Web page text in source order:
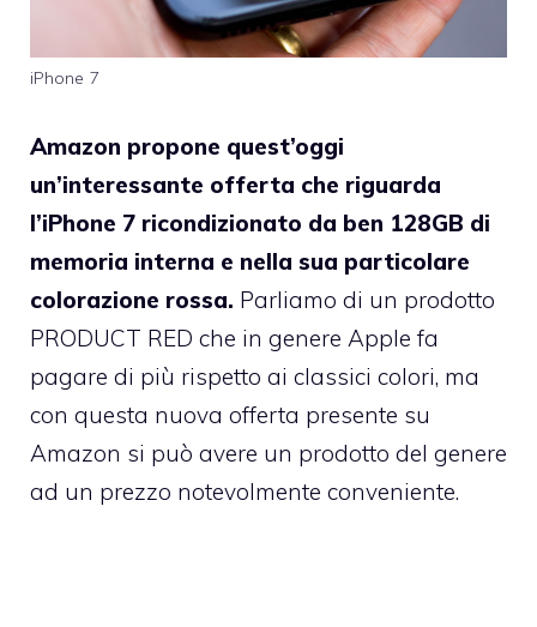
iPhone 7
Amazon propone quest’oggi
un’interessante offerta che riguarda
l’iPhone 7 ricondizionato da ben 128GB di
memoria interna e nella sua particolare
colorazione rossa. Parliamo di un prodotto
PRODUCT RED che in genere Apple fa
pagare di più rispetto ai classici colori, ma
con questa nuova offerta presente su
Amazon si può avere un prodotto del genere
ad un prezzo notevolmente conveniente.